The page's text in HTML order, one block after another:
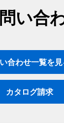
い合
合わせ一覧を見
カタログ請求